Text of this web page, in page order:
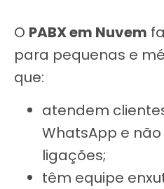
O PABX em Nuvem
para pequenas e
que:
atendem
WhatsApp e
ligações;
têm equipe